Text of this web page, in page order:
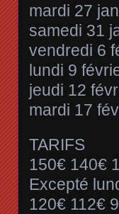
mardi 27
samedi 31
vendredi 6
lundi 9
jeudi 12
mardi 17
TARIFS
150€ 140€
Excepté
120€ 112€